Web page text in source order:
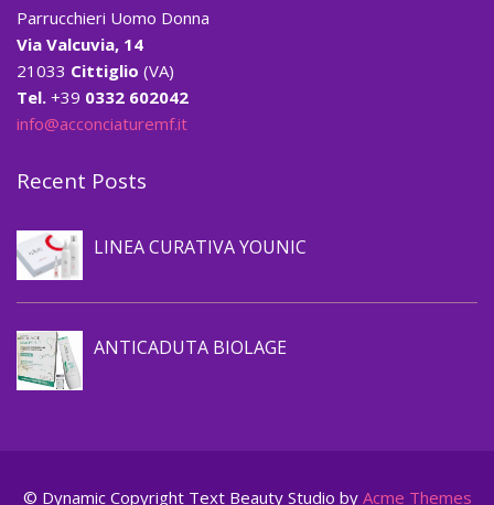
Parrucchieri Uomo Donna
Via Valcuvia, 14
21033 Cittiglio (VA)
Tel. +39 0332 602042
info@acconciaturemf.it
Recent PostsPrevenzione caduta capelli
LINEA CURATIVA YOUNIC
ANTICADUTA BIOLAGE
© Dynamic Copyright Text Beauty Studio by Acme Themes